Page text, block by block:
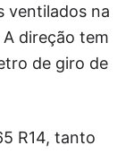
ventilados na
direção tem
de giro de
R14, tanto